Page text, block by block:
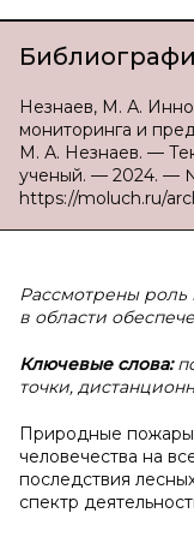
Незнаев, М. А.
мониторинга и
М. А. Незнаев. —
ученый. — 2024. — №
https://moluch.ru/
Рассмотрены роль
в области
Ключевые слова:
точки,
Природные пожары
человечества на
последствия
спектр